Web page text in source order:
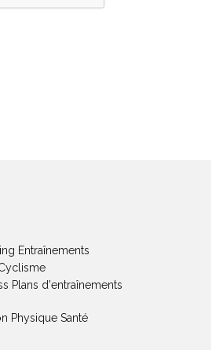
Entraînements
Plans d'entraînements
Physique Santé